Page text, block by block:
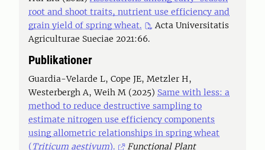
root and shoot traits, nutrient use efficiency and
grain yield of spring wheat.
Acta Universitatis
Agriculturae Sueciae 2021:66.
Publikationer
Guardia-Velarde L, Cope JE, Metzler H,
Westerbergh A, Weih M (2025) Same with less: a
method to reduce destructive sampling to
estimate nitrogen use efficiency components
using allometric relationships in spring wheat
(Triticum aestivum). Functional Plant